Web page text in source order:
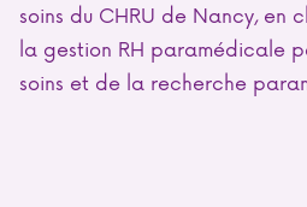
soins du CHRU de Nancy, en
la gestion RH paramédicale
soins et de la recherche